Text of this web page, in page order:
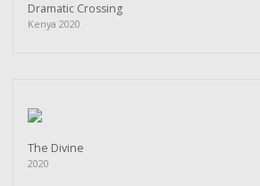
Dramatic Crossing
Kenya 2020
The Divine
2020